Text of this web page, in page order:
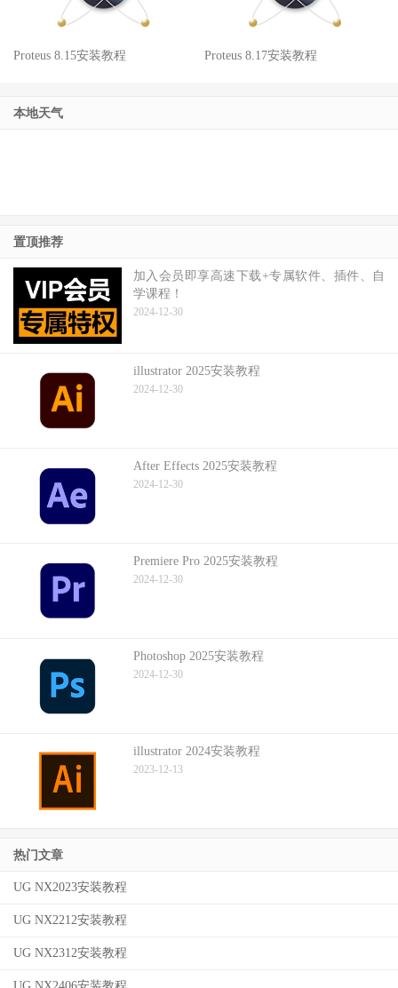
Proteus 8.15安装教程 Proteus 8.17安装教程
本地天气
置顶推荐
加入会员即享高速下载+专属软件、插件、自
学课程！
2024-12-30
illustrator 2025安装教程
2024-12-30
After Effects 2025安装教程
2024-12-30
Premiere Pro 2025安装教程
2024-12-30
Photoshop 2025安装教程
2024-12-30
illustrator 2024安装教程
2023-12-13
热门文章
UG NX2023安装教程
UG NX2212安装教程
UG NX2312安装教程